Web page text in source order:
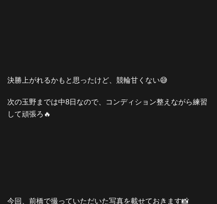
決勝上がれるかもと思ったけど、競輪甘くない😅
次の玉野までは中8日なので、コンディション整えながら練習
して頑張ろ🔥
今回、前橋で撮っていただいた写真を載せておきます📸